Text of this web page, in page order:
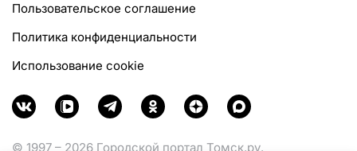
Пользовательское соглашение
Политика конфиденциальности
Использование cookie
© 1997 – 2026 Городской портал Томск.ру.